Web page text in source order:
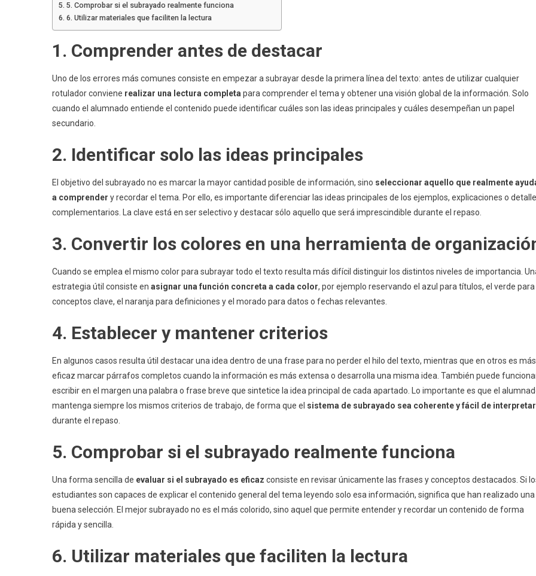
5. Comprobar si el subrayado realmente funciona
6. Utilizar materiales que faciliten la lectura
1. Comprender antes de destacar
Uno de los errores más comunes consiste en empezar a subrayar desde la primera línea del texto: antes de utilizar cualquier
rotulador conviene realizar una lectura completa para comprender el tema y obtener una visión global de la información. Solo
cuando el alumnado entiende el contenido puede identificar cuáles son las ideas principales y cuáles desempeñan un papel
secundario.
2. Identificar solo las ideas principales
El objetivo del subrayado no es marcar la mayor cantidad posible de información, sino seleccionar aquello que realmente
a comprender y recordar el tema. Por ello, es importante diferenciar las ideas principales de los ejemplos, explicaciones o
complementarios. La clave está en ser selectivo y destacar sólo aquello que será imprescindible durante el repaso.
3. Convertir los colores en una herramienta de
Cuando se emplea el mismo color para subrayar todo el texto resulta más difícil distinguir los distintos niveles de importancia.
estrategia útil consiste en asignar una función concreta a cada color, por ejemplo reservando el azul para títulos, el verde para
conceptos clave, el naranja para definiciones y el morado para datos o fechas relevantes.
4. Establecer y mantener criterios
En algunos casos resulta útil destacar una idea dentro de una frase para no perder el hilo del texto, mientras que en otros es más
eficaz marcar párrafos completos cuando la información es más extensa o desarrolla una misma idea. También puede
escribir en el margen una palabra o frase breve que sintetice la idea principal de cada apartado. Lo importante es que el
mantenga siempre los mismos criterios de trabajo, de forma que el sistema de subrayado sea coherente y fácil de interpretar
durante el repaso.
5. Comprobar si el subrayado realmente funciona
Una forma sencilla de evaluar si el subrayado es eficaz consiste en revisar únicamente las frases y conceptos destacados. Si
estudiantes son capaces de explicar el contenido general del tema leyendo solo esa información, significa que han realizado una
buena selección. El mejor subrayado no es el más colorido, sino aquel que permite entender y recordar un contenido de forma
rápida y sencilla.
6. Utilizar materiales que faciliten la lectura